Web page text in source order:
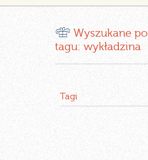
r Wyszukane po
tagu: wykładzina
Tagi